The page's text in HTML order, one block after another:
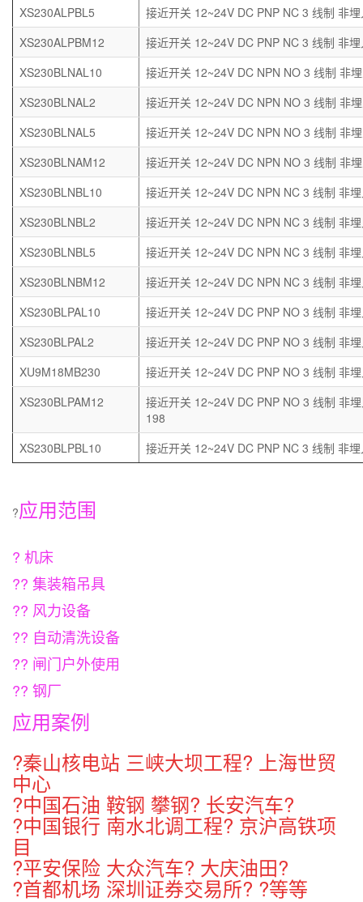
XS230ALPBL5
接近开关 12~24V DC PNP NC 3 线制 非
XS230ALPBM12
接近开关 12~24V DC PNP NC 3 线制 非
XS230BLNAL10
接近开关 12~24V DC NPN NO 3 线制 非
XS230BLNAL2
接近开关 12~24V DC NPN NO 3 线制 非
XS230BLNAL5
接近开关 12~24V DC NPN NO 3 线制 非
XS230BLNAM12
接近开关 12~24V DC NPN NO 3 线制 非
XS230BLNBL10
接近开关 12~24V DC NPN NC 3 线制 非
XS230BLNBL2
接近开关 12~24V DC NPN NC 3 线制 非
XS230BLNBL5
接近开关 12~24V DC NPN NC 3 线制 非
XS230BLNBM12
接近开关 12~24V DC NPN NC 3 线制 非
XS230BLPAL10
接近开关 12~24V DC PNP NO 3 线制 非
XS230BLPAL2
接近开关 12~24V DC PNP NO 3 线制 非
XU9M18MB230
接近开关 12~24V DC PNP NO 3 线制 非
XS230BLPAM12
接近开关 12~24V DC PNP NO 3 线制 非
198
XS230BLPBL10
接近开关 12~24V DC PNP NC 3 线制 非
?应用范围
? 机床
?? 集装箱吊具
?? 风力设备
?? 自动清洗设备
?? 闸门户外使用
?? 钢厂
应用案例
?秦山核电站 三峡大坝工程? 上海世贸
中心
?中国石油 鞍钢 攀钢? 长安汽车?
?中国银行 南水北调工程? 京沪高铁项
目
?平安保险 大众汽车? 大庆油田?
?首都机场 深圳证券交易所? ?等等